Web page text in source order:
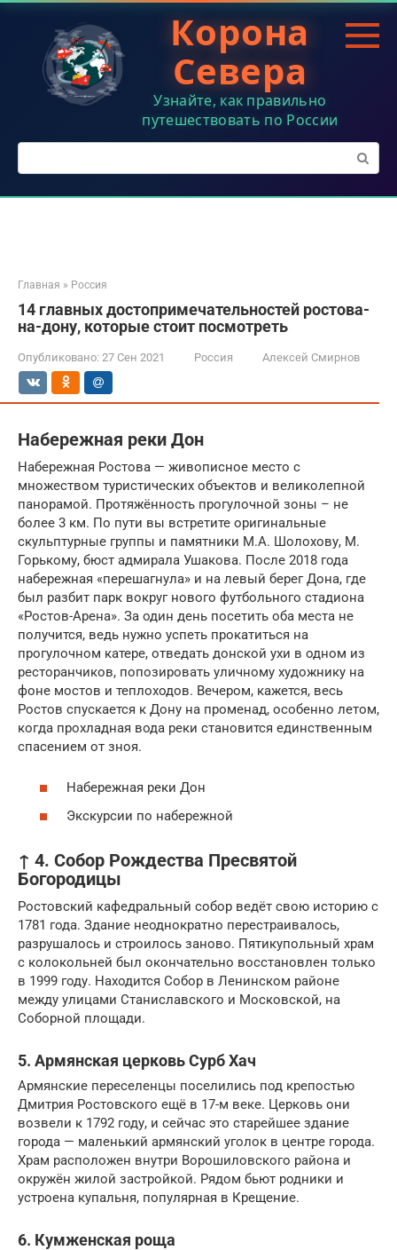
Перейти
контенту
Корона
Севера
Узнайте, как правильно
путешествовать по России
Поиск:
Главная » Россия
14 главных достопримечательностей ростова-
на-дону, которые стоит посмотреть
Опубликовано: 27 Сен 2021 Россия Алексей Смирнов
Набережная реки Дон
Набережная Ростова — живописное место с
множеством туристических объектов и великолепной
панорамой. Протяжённость прогулочной зоны – не
более 3 км. По пути вы встретите оригинальные
скульптурные группы и памятники М.А. Шолохову, М.
Горькому, бюст адмирала Ушакова. После 2018 года
набережная «перешагнула» и на левый берег Дона, где
был разбит парк вокруг нового футбольного стадиона
«Ростов-Арена». За один день посетить оба места не
получится, ведь нужно успеть прокатиться на
прогулочном катере, отведать донской ухи в одном из
ресторанчиков, попозировать уличному художнику на
фоне мостов и теплоходов. Вечером, кажется, весь
Ростов спускается к Дону на променад, особенно летом,
когда прохладная вода реки становится единственным
спасением от зноя.
Набережная реки Дон
Экскурсии по набережной
↑ 4. Собор Рождества Пресвятой
Богородицы
Ростовский кафедральный собор ведёт свою историю с
1781 года. Здание неоднократно перестраивалось,
разрушалось и строилось заново. Пятикупольный храм
с колокольней был окончательно восстановлен только
в 1999 году. Находится Собор в Ленинском районе
между улицами Станиславского и Московской, на
Соборной площади.
5. Армянская церковь Сурб Хач
Армянские переселенцы поселились под крепостью
Дмитрия Ростовского ещё в 17-м веке. Церковь они
возвели к 1792 году, и сейчас это старейшее здание
города — маленький армянский уголок в центре города.
Храм расположен внутри Ворошиловского района и
окружён жилой застройкой. Рядом бьют родники и
устроена купальня, популярная в Крещение.
6. Кумженская роща